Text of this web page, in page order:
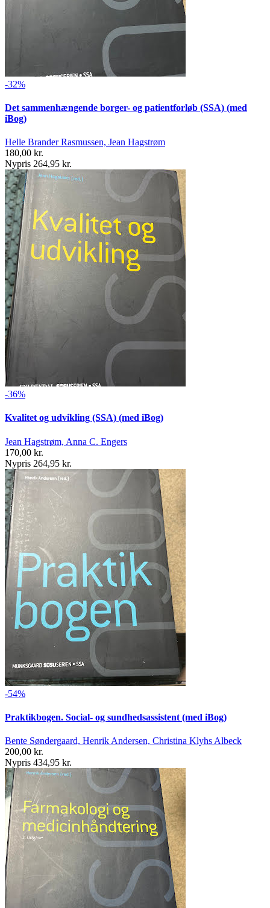
-32%
Det sammenhængende borger- og patientforløb (SSA) (med
iBog)
Helle Brander Rasmussen, Jean Hagstrøm
180,00 kr.
Nypris 264,95 kr.
-36%
Kvalitet og udvikling (SSA) (med iBog)
Jean Hagstrøm, Anna C. Engers
170,00 kr.
Nypris 264,95 kr.
-54%
Praktikbogen. Social- og sundhedsassistent (med iBog)
Bente Søndergaard, Henrik Andersen, Christina Klyhs Albeck
200,00 kr.
Nypris 434,95 kr.